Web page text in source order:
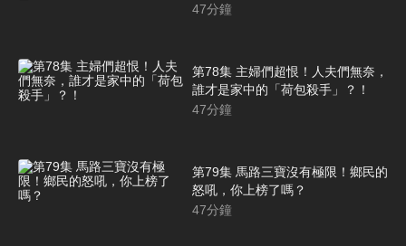
47分鐘
第78集 主婦們超恨！人夫們無奈，
誰才是家中的「荷包殺手」？！
47分鐘
第79集 馬路三寶沒有極限！鄉民的
怒吼，你上榜了嗎？
47分鐘